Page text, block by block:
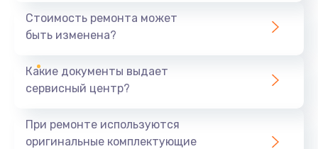
490 руб.
Ремонт каркаса
Заказать
Стоимость ремонта может
быть изменена?
Какие документы выдает
сервисный центр?
При ремонте используются
оригинальные комплектующие